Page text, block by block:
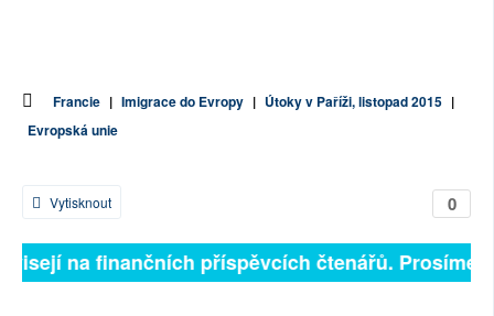
Francie | Imigrace do Evropy | Útoky v Paříži, listopad 2015 |
Evropská unie
0
Vytisknout
na finančních příspěvcích čtenářů. Prosíme,